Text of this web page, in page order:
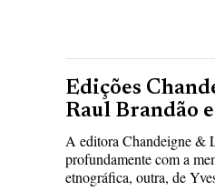
Edições
Raul Brandão
A editora Chandeigne &
profundamente com a
etnográfica, outra, de